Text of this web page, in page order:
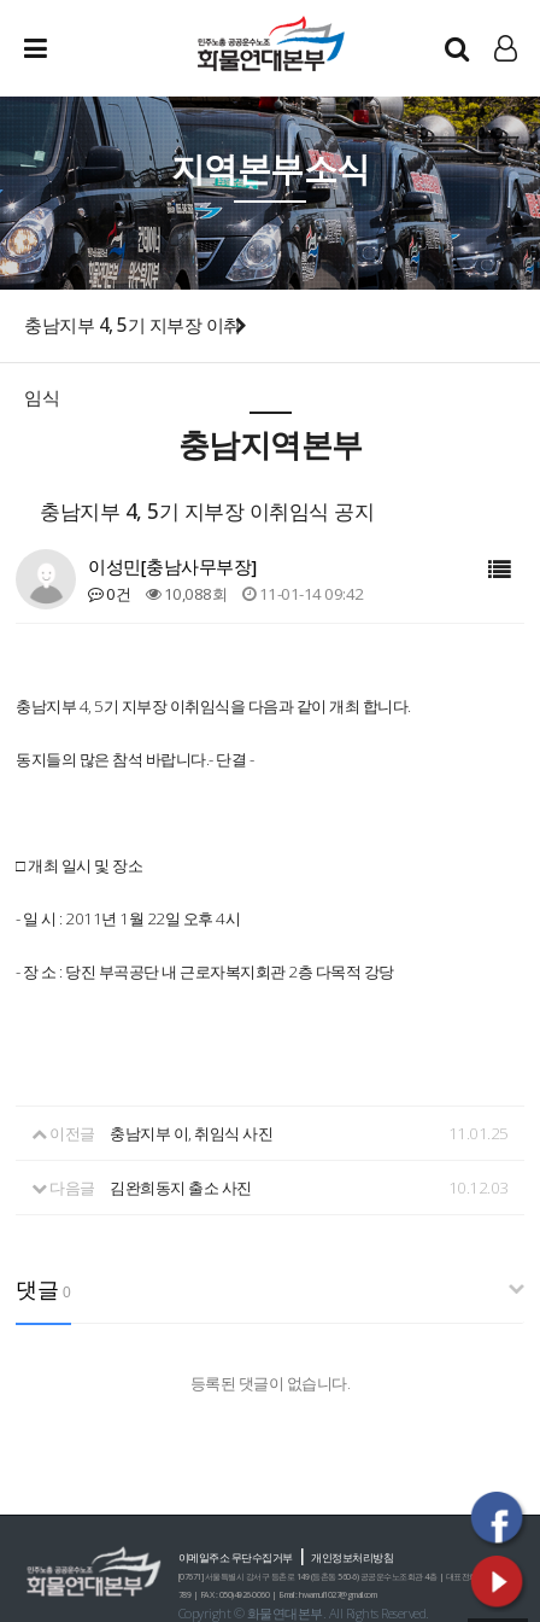
인트라넷
LOG IN
지역본부소식
충남지부 4, 5기 지부장 이취
임식
충남지역본부
충남지부 4, 5기 지부장 이취임식 공지
이성민[충남사무부장]
0건 10,088회 11-01-14 09:42
충남지부 4, 5기 지부장 이취임식을 다음과 같이 개최 합니다.
동지들의 많은 참석 바랍니다.- 단결 -
□ 개최 일시 및 장소
- 일 시 : 2011년 1월 22일 오후 4시
- 장 소 : 당진 부곡공단 내 근로자복지회관 2층 다목적 강당
이전글 충남지부 이, 취임식 사진 11.01.25
다음글 김완희동지 출소 사진 10.12.03
댓글 0
등록된 댓글이 없습니다.
이메일주소 무단수집거부|개인정보처리방침
[07671] 서울특별시 강서구 등촌로 149 (등촌동 560-6) 공공운수노조회관 4층 | 대표전화 : 02)2635-0
789 | FAX : 050)4926-0060 | E-mail : hwamul1027@gmail.com
Copyright © 화물연대본부. All Rights Reserved.